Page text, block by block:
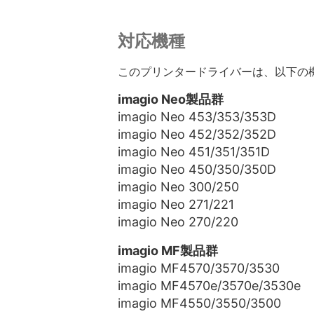
対応機種
このプリンタードライバーは、以下の
imagio Neo製品群
imagio Neo 453/353/353D
imagio Neo 452/352/352D
imagio Neo 451/351/351D
imagio Neo 450/350/350D
imagio Neo 300/250
imagio Neo 271/221
imagio Neo 270/220
imagio MF製品群
imagio MF4570/3570/3530
imagio MF4570e/3570e/3530e
imagio MF4550/3550/3500